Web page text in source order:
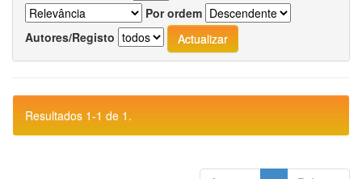
Por ordem
Autores/Registo
Resultados 1-1 de 1.